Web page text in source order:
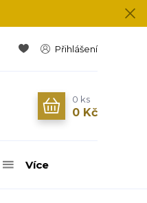
Přihlášení
0 ks
0 Kč
Více